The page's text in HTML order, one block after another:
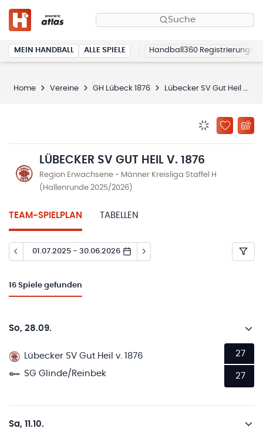
Suche
MEIN HANDBALL ALLE SPIELE Handball360 Registrierung
Home Vereine GH Lübeck 1876 Lübecker SV Gut Heil v. 1876
ZU
LÜBECKER SV GUT HEIL V. 1876
Region Erwachsene - Männer Kreisliga Staffel H
(Hallenrunde 2025/2026)
TEAM-SPIELPLAN TABELLEN
01.07.2025 - 30.06.2026
16 Spiele gefunden
So, 28.09.
Lübecker SV Gut Heil v. 1876
SG Glinde/Reinbek
27
27
Sa, 11.10.